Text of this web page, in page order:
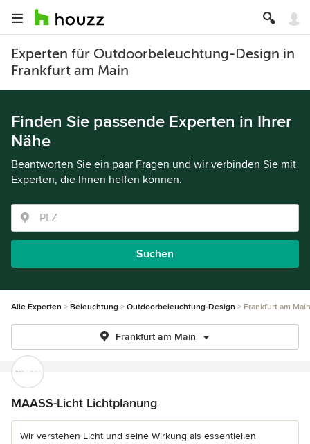
Experten für Outdoorbeleuchtung-Design in
Frankfurt am Main
Finden Sie passende Experten in Ihrer
Nähe
Beantworten Sie ein paar Fragen und wir verbinden Sie mit
Experten, die Ihnen helfen können.
Suchen
Alle Experten Beleuchtung Outdoorbeleuchtung-Design Frankfurt am Main
Frankfurt am Main
MAASS-Licht Lichtplanung
Wir verstehen Licht und seine Wirkung als essentiellen